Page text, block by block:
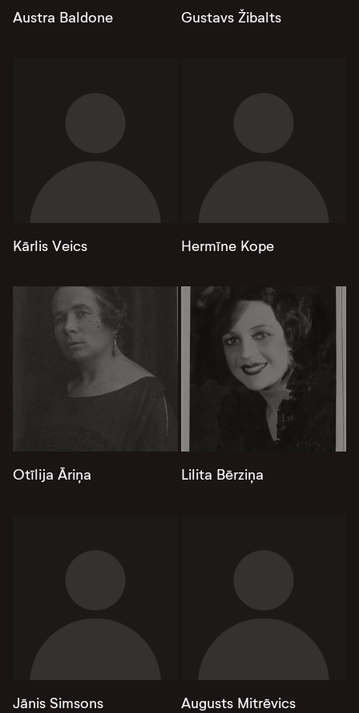
Austra Baldone Gustavs Žibalts
Kārlis Veics Hermīne Kope
Otīlija Āriņa Lilita Bērziņa
Jānis Simsons Augusts Mitrēvics